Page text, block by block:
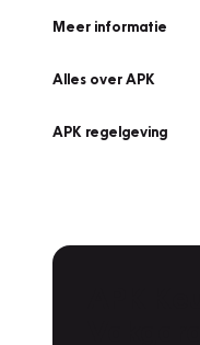
Meer informatie
Alles over APK
APK regelgeving